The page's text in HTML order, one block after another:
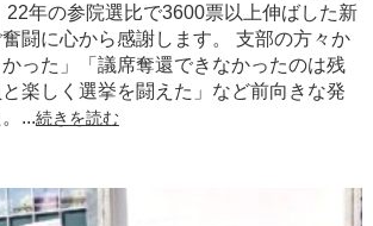
22年の参院選比で3600票以上伸ばした新
闘に心から感謝します。 支部の方々か
った」「議席奪還できなかったのは残
楽しく選挙を闘えた」など前向きな発
...続きを読む